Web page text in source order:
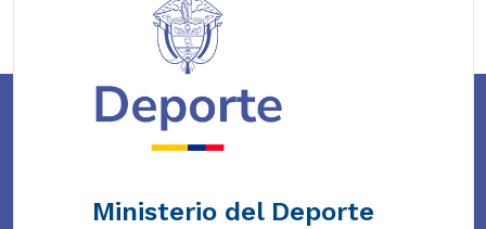
Ministerio del Deporte